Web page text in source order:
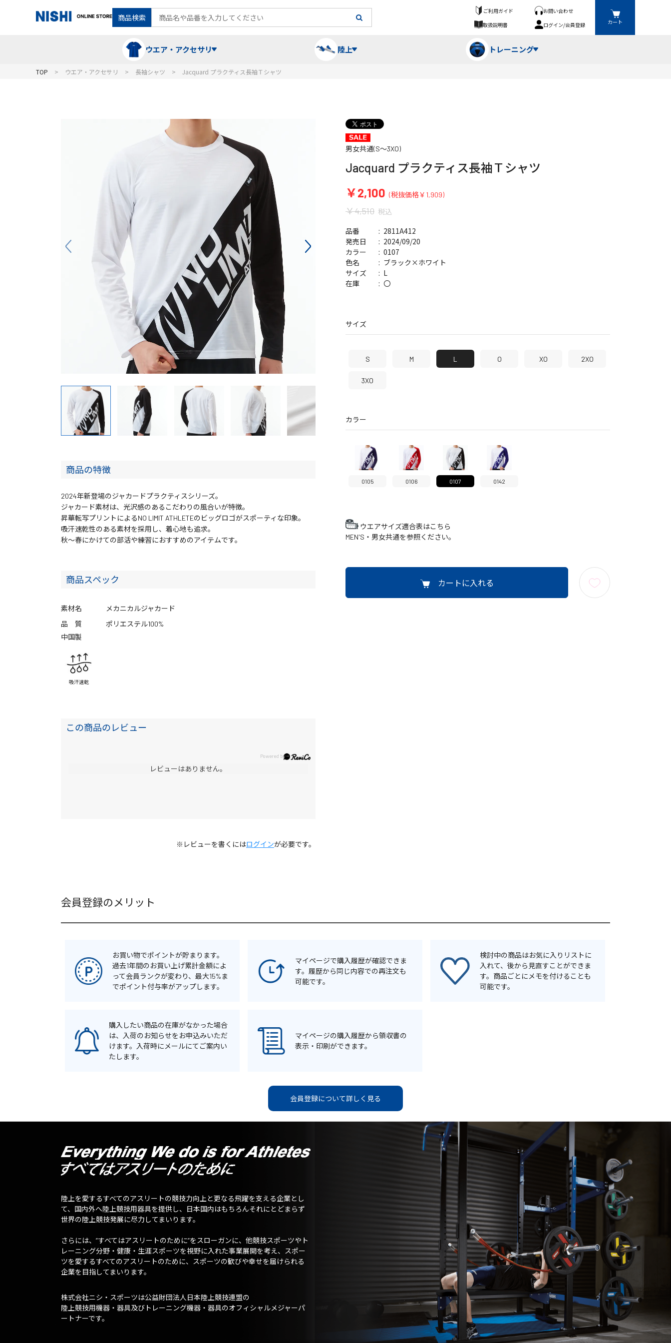
商品検索
ご利用ガイド
お問い合わせ
取扱説明書
ログイン/会員登録 カート
ウエア・アクセサリ
ランニングシャツ・パンツ レーシングシャツ・タイツ
ベスト
コート
陸上
グラウンド用品 消耗品・スペアパーツ
トレーニング
ミニハードル・ハードル
メディシンボール
TOP ウエア・アクセサリ 長袖シャツ Jacquard プラクティス長袖Ｔシャツ
商品の特徴
2024年新登場のジャカードプラクティスシリーズ。
ジャカード素材は、光沢感のあるこだわりの風合いが特徴。
昇華転写プリントによるNO LIMIT ATHLETEのビッグロゴがスポーティな印象。
吸汗速乾性のある素材を採用し、着心地も追求。
秋～春にかけての部活や練習におすすめのアイテムです。
商品スペック
素材名
メカニカルジャカード
品 質
ポリエステル100%
中国製
吸汗速乾
この商品のレビュー
レビューはありません。
※レビューを書くにはログインが必要です。
男女共通(S～3XO)
Jacquard プラクティス長袖Ｔシャツ
￥2,100 (税抜価格￥1,909)
￥4,510 税込
品番 2811A412
発売日 2024/09/20
サイズ L
カラー 0107
在庫 〇
色名 ブラック×ホワイト
サイズ
S M L O XO 2XO
3XO
カラー
0105 0106 0107 0142
ウエアサイズ適合表はこちら
MEN'S・男女共通を参照ください。
カートに入れる
会員登録のメリット
お買い物でポイントが貯まります。
過去1年間のお買い上げ累計金額によ
って会員ランクが変わり、最大15%ま
でポイント付与率がアップします。
マイページで購入履歴が確認できま
す。履歴から同じ内容での再注文も
可能です。
検討中の商品はお気に入りリストに
入れて、後から見直すことができま
す。商品ごとにメモを付けることも
可能です。
購入したい商品の在庫がなかった場合
は、入荷のお知らせをお申込みいただ
けます。入荷時にメールにてご案内い
たします。
マイページの購入履歴から領収書の
表示・印刷ができます。
会員登録について詳しく見る
陸上を愛するすべてのアスリートの競技力向上と更なる飛躍を支える企業とし
て、国内外へ陸上競技用器具を提供し、日本国内はもちろんそれにとどまらず
世界の陸上競技発展に尽力してまいります。
さらには、”すべてはアスリートのために”をスローガンに、他競技スポーツやト
レーニング分野・健康・生涯スポーツを視野に入れた事業展開を考え、スポー
ツを愛するすべてのアスリートのために、スポーツの歓びや幸せを届けられる
企業を目指してまいります。
株式会社ニシ・スポーツは公益財団法人日本陸上競技連盟の
陸上競技用機器・器具及びトレーニング機器・器具のオフィシャルメジャーパ
ートナーです。